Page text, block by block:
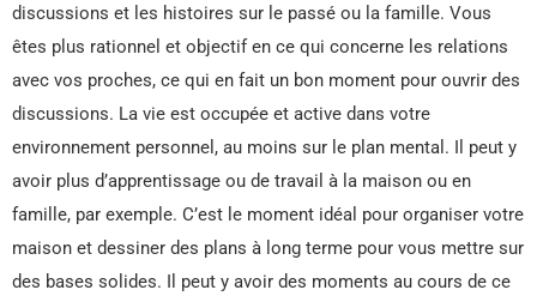
discussions et les histoires sur le passé ou la famille. Vous
êtes plus rationnel et objectif en ce qui concerne les relations
avec vos proches, ce qui en fait un bon moment pour ouvrir des
discussions. La vie est occupée et active dans votre
environnement personnel, au moins sur le plan mental. Il peut y
avoir plus d’apprentissage ou de travail à la maison ou en
famille, par exemple. C’est le moment idéal pour organiser votre
maison et dessiner des plans à long terme pour vous mettre sur
des bases solides. Il peut y avoir des moments au cours de ce